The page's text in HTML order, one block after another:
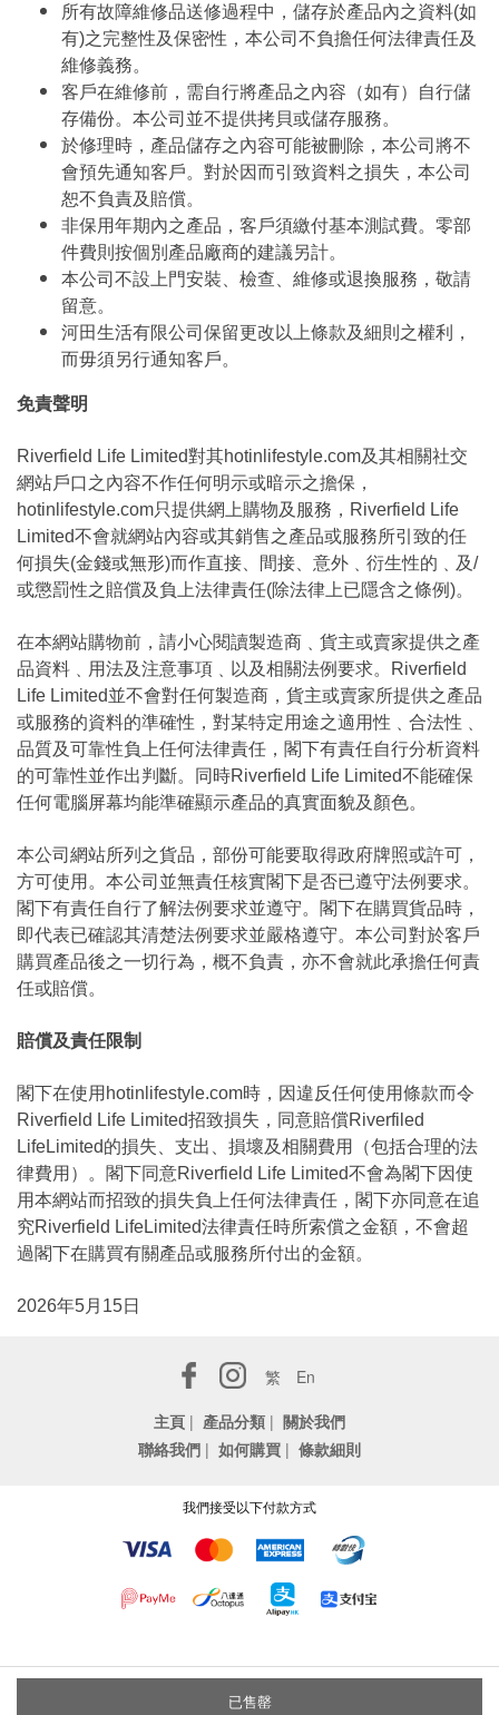
已售罄
所有故障維修品送修過程中，儲存於產品內之資料(如
有)之完整性及保密性，本公司不負擔任何法律責任及
維修義務。
客戶在維修前，需自行將產品之內容（如有）自行儲
存備份。本公司並不提供拷貝或儲存服務。
於修理時，產品儲存之內容可能被刪除，本公司將不
會預先通知客戶。對於因而引致資料之損失，本公司
恕不負責及賠償。
非保用年期內之產品，客戶須繳付基本測試費。零部
件費則按個別產品廠商的建議另計。
本公司不設上門安裝、檢查、維修或退換服務，敬請
留意。
河田生活有限公司保留更改以上條款及細則之權利，
而毋須另行通知客戶。
免責聲明
Riverfield Life Limited對其hotinlifestyle.com及其相關社交
網站戶口之內容不作任何明示或暗示之擔保，
hotinlifestyle.com只提供網上購物及服務，Riverfield Life
Limited不會就網站內容或其銷售之產品或服務所引致的任
何損失(金錢或無形)而作直接、間接、意外﹑衍生性的﹑及/
或懲罰性之賠償及負上法律責任(除法律上已隱含之條例)。
在本網站購物前，請小心閱讀製造商﹑貨主或賣家提供之產
品資料﹑用法及注意事項﹑以及相關法例要求。Riverfield
Life Limited並不會對任何製造商，貨主或賣家所提供之產品
或服務的資料的準確性，對某特定用途之適用性﹑合法性﹑
品質及可靠性負上任何法律責任，閣下有責任自行分析資料
的可靠性並作出判斷。同時Riverfield Life Limited不能確保
任何電腦屏幕均能準確顯示產品的真實面貌及顏色。
本公司網站所列之貨品，部份可能要取得政府牌照或許可，
方可使用。本公司並無責任核實閣下是否已遵守法例要求。
閣下有責任自行了解法例要求並遵守。閣下在購買貨品時，
即代表已確認其清楚法例要求並嚴格遵守。本公司對於客戶
購買產品後之一切行為，概不負責，亦不會就此承擔任何責
任或賠償。
賠償及責任限制
閣下在使用hotinlifestyle.com時，因違反任何使用條款而令
Riverfield Life Limited招致損失，同意賠償Riverfiled
LifeLimited的損失、支出、損壞及相關費用（包括合理的法
律費用）。閣下同意Riverfield Life Limited不會為閣下因使
用本網站而招致的損失負上任何法律責任，閣下亦同意在追
究Riverfield LifeLimited法律責任時所索償之金額，不會超
過閣下在購買有關產品或服務所付出的金額。
2026年5月15日
繁
En
主頁 | 產品分類 | 關於我們
聯絡我們 | 如何購買 | 條款細則
我們接受以下付款方式